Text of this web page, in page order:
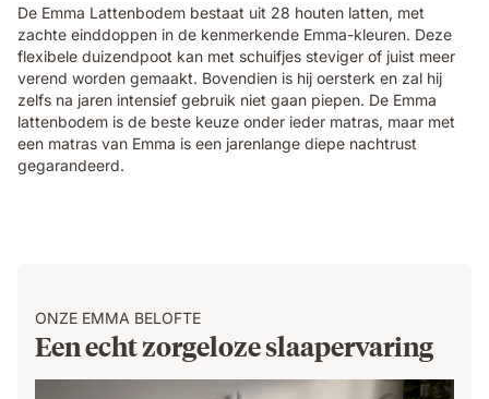
De Emma Lattenbodem bestaat uit 28 houten latten, met
zachte einddoppen in de kenmerkende Emma-kleuren. Deze
flexibele duizendpoot kan met schuifjes steviger of juist meer
verend worden gemaakt. Bovendien is hij oersterk en zal hij
zelfs na jaren intensief gebruik niet gaan piepen. De Emma
lattenbodem is de beste keuze onder ieder matras, maar met
een matras van Emma is een jarenlange diepe nachtrust
gegarandeerd.
ONZE EMMA BELOFTE
Een echt zorgeloze slaapervaring